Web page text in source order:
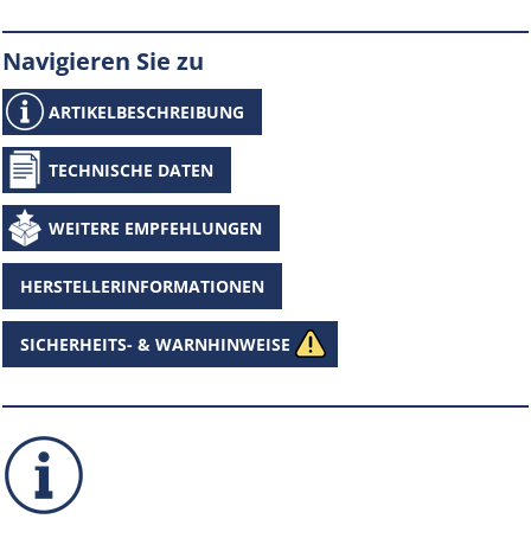
Navigieren Sie zu
ARTIKELBESCHREIBUNG
TECHNISCHE DATEN
WEITERE EMPFEHLUNGEN
HERSTELLERINFORMATIONEN
SICHERHEITS- & WARNHINWEISE